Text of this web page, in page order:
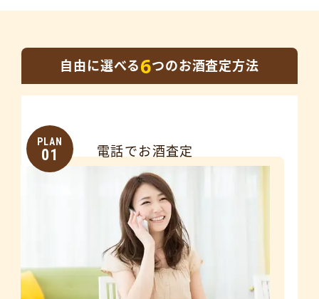
自由に選べる6つのお酒査定方法
PLAN
01 電話でお酒査定